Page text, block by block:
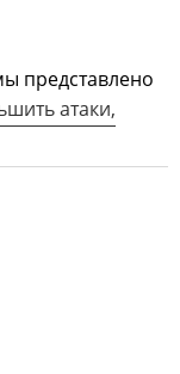
представлено
атаки,